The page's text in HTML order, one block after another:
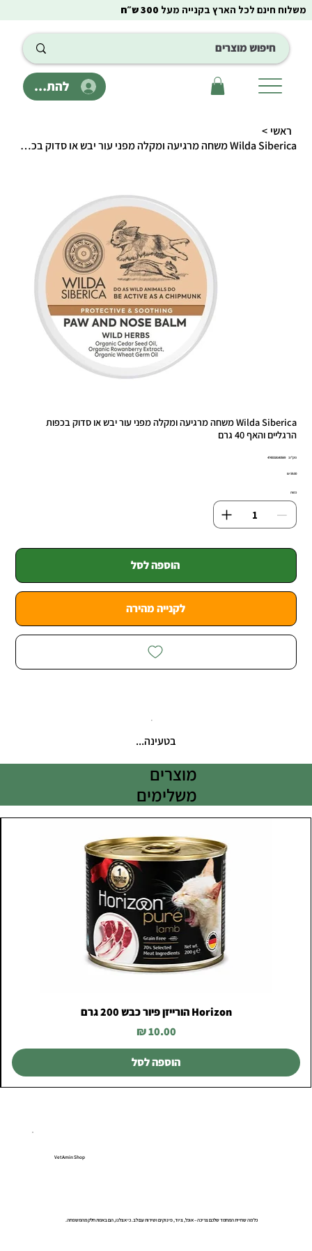
להתחבר
משלוח חינם לכל הארץ בקנייה מעל 300 ש״ח
ראשי >
Wilda Siberica משחה מרגיעה ומקלה מפני עור יבש או סדוק בכפות הרגליים והאף 40 גרם
Wilda Siberica משחה מרגיעה ומקלה מפני עור יבש או סדוק בכפות
הרגליים והאף 40 גרם
מק"ט:
מק"ט
4743318143569
מחיר‏59.00 ‏₪
כמות
הוספה לסל
לקנייה מהירה
בטעינה...
מוצרים
משלימים
Horizon הורייזן פיור כבש 200 גרם
מחיר
הוספה לסל
VetAmin Shop
כל מה שחיית המחמד שלכם צריכה – אוכל, ציוד, פינוקים ושירות עם לב. כי אצלנו, הם באמת חלק מהמשפחה.